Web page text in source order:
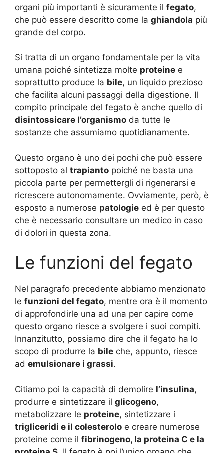
organi più importanti è sicuramente il fegato,
che può essere descritto come la ghiandola più
grande del corpo.
Si tratta di un organo fondamentale per la vita
umana poiché sintetizza molte proteine e
soprattutto produce la bile, un liquido prezioso
che facilita alcuni passaggi della digestione. Il
compito principale del fegato è anche quello di
disintossicare l’organismo da tutte le
sostanze che assumiamo quotidianamente.
Questo organo è uno dei pochi che può essere
sottoposto al trapianto poiché ne basta una
piccola parte per permettergli di rigenerarsi e
ricrescere autonomamente. Ovviamente, però, è
esposto a numerose patologie ed è per questo
che è necessario consultare un medico in caso
di dolori in questa zona.
Le funzioni del fegato
Nel paragrafo precedente abbiamo menzionato
le funzioni del fegato, mentre ora è il momento
di approfondirle una ad una per capire come
questo organo riesce a svolgere i suoi compiti.
Innanzitutto, possiamo dire che il fegato ha lo
scopo di produrre la bile che, appunto, riesce
ad emulsionare i grassi.
Citiamo poi la capacità di demolire l’insulina,
produrre e sintetizzare il glicogeno,
metabolizzare le proteine, sintetizzare i
trigliceridi e il colesterolo e creare numerose
proteine come il fibrinogeno, la proteina C e la